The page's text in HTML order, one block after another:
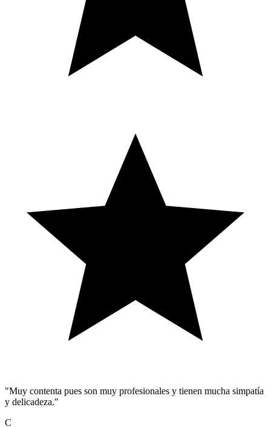
"Muy contenta pues son muy profesionales y tienen mucha simpatía
y delicadeza."
C